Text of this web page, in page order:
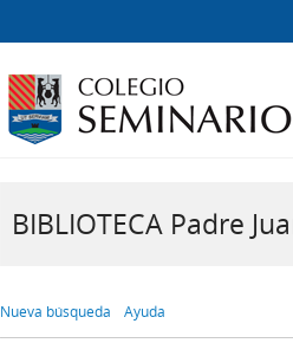
BIBLIOTECA Padre
Nueva búsqueda Ayuda